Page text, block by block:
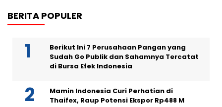
BERITA POPULER
Berikut Ini 7 Perusahaan Pangan yang
Sudah Go Publik dan Sahamnya Tercatat
di Bursa Efek Indonesia
Mamin Indonesia Curi Perhatian di
Thaifex, Raup Potensi Ekspor Rp488 M